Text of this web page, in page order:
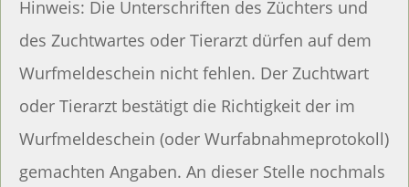
Hinweis: Die Unterschriften des Züchters und
des Zuchtwartes oder Tierarzt dürfen auf dem
Wurfmeldeschein nicht fehlen. Der Zuchtwart
oder Tierarzt bestätigt die Richtigkeit der im
Wurfmeldeschein (oder Wurfabnahmeprotokoll)
gemachten Angaben. An dieser Stelle nochmals